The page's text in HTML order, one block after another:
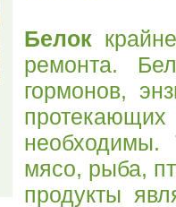
Белок
ремонта.
гормонов,
необходимы.
мясо, рыба,
продукты